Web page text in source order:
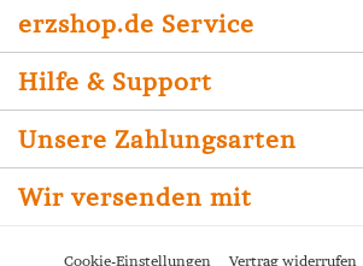
erzshop.de Service
Hilfe & Support
Unsere Zahlungsarten
Wir versenden mit
Cookie-Einstellungen Vertrag widerrufen